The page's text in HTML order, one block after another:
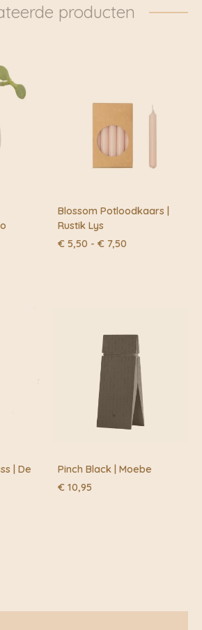
de fiets bezorgd. Klik voor meer
producten
Blossom Potloodkaars |
Rustik Lys
€ 5,50 - € 7,50
| De
Pinch Black | Moebe
€ 10,95